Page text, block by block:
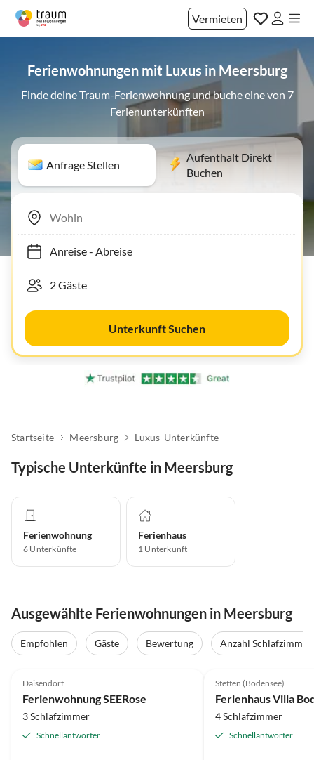
Vermieten
Ferienwohnungen mit Luxus in Meersburg
Finde deine Traum-Ferienwohnung und buche eine von 7
Ferienunterkünften
Anfrage Stellen
Aufenthalt Direkt
Buchen
Anreise- Abreise
Unterkunft Suchen
Startseite Meersburg Luxus-Unterkünfte
Typische Unterkünfte in Meersburg
Ferienwohnung
6 Unterkünfte
Ferienhaus
1 Unterkunft
Ausgewählte Ferienwohnungen in Meersburg
Empfohlen Gäste Bewertung
Anzahl Schlafzimmer
Daisendorf
Ferienwohnung SEERose
3 Schlafzimmer
Schnellantworter
Auszeichnung 2025
Stetten (Bodensee)
Ferienhaus Villa
4 Schlafzimmer
Schnellantworter